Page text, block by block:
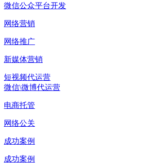
微信公众平台开发
网络营销
网络推广
新媒体营销
短视频代运营
微信\微博代运营
电商托管
网络公关
成功案例
成功案例